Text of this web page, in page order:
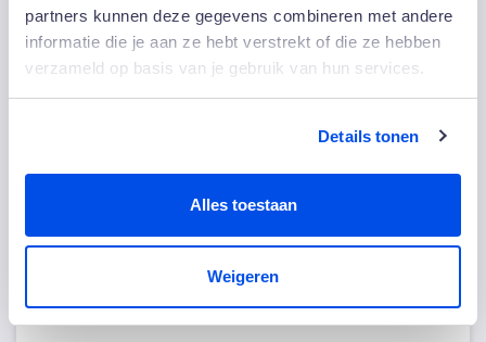
partners kunnen deze gegevens combineren met andere
informatie die je aan ze hebt verstrekt of die ze hebben
verzameld op basis van je gebruik van hun services.
Details tonen
Alles toestaan
Weigeren